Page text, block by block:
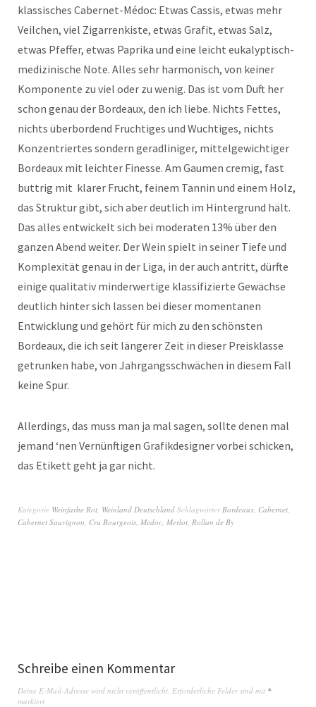
klassisches Cabernet-Médoc: Etwas Cassis, etwas mehr
Veilchen, viel Zigarrenkiste, etwas Grafit, etwas Salz,
etwas Pfeffer, etwas Paprika und eine leicht eukalyptisch-
medizinische Note. Alles sehr harmonisch, von keiner
Komponente zu viel oder zu wenig. Das ist vom Duft her
schon genau der Bordeaux, den ich liebe. Nichts Fettes,
nichts überbordend Fruchtiges und Wuchtiges, nichts
Konzentriertes sondern geradliniger, mittelgewichtiger
Bordeaux mit leichter Finesse. Am Gaumen cremig, fast
buttrig mit klarer Frucht, feinem Tannin und einem Holz,
das Struktur gibt, sich aber deutlich im Hintergrund hält.
Das alles entwickelt sich bei moderaten 13% über den
ganzen Abend weiter. Der Wein spielt in seiner Tiefe und
Komplexität genau in der Liga, in der auch antritt, dürfte
einige qualitativ minderwertige klassifizierte Gewächse
deutlich hinter sich lassen bei dieser momentanen
Entwicklung und gehört für mich zu den schönsten
Bordeaux, die ich seit längerer Zeit in dieser Preisklasse
getrunken habe, von Jahrgangsschwächen in diesem Fall
keine Spur.
Allerdings, das muss man ja mal sagen, sollte denen mal
jemand ‘nen Vernünftigen Grafikdesigner vorbei schicken,
das Etikett geht ja gar nicht.
Kategorie Weinfarbe Rot Weinland Deutschland Schlagwörter Bordeaux Cabernet
Cabernet Sauvignon Cru Bourgeois Medoc Merlot Rollan de By
Schreibe einen Kommentar
Deine E-Mail-Adresse wird nicht veröffentlicht. Erforderliche Felder sind mit *
markiert